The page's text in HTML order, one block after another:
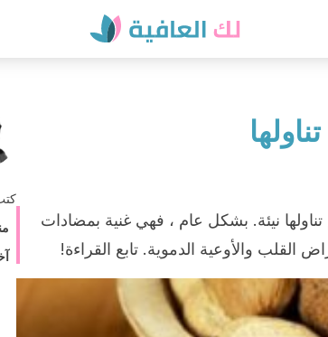
نيئة. بشكل عام ، فهي غنية بمضادات
والأوعية الدموية. تابع القراءة!